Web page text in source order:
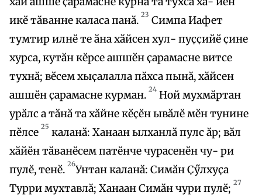
икӗ тӑванне каласа панӑ. 23 Симпа Иафет
тумтир илнӗ те ӑна хӑйсен хул- пуҫҫийӗ ҫине
хурса, кутӑн кӗрсе ашшӗн ҫарамасне витсе
тухнӑ; вӗсем хыҫалалла пӑхса пынӑ, хӑйсен
ашшӗн ҫарамасне курман. 24 Ной мухмӑртан
урӑлс а тӑнӑ та хӑйне кӗҫӗн ывӑлӗ мӗн тунине
пӗлсе 25 каланӑ: Ханаан ылханлӑ пулс ӑр; вӑл
хӑйӗн тӑванӗсем патӗнче чурасенӗн чу- ри
пулӗ, тенӗ. 26Унтан каланӑ: Симӑн Ҫӳлхуҫа
Турри мухтавлӑ; Ханаан Симӑн чури пулӗ; 27